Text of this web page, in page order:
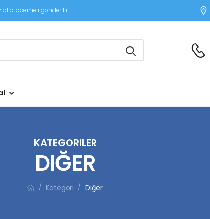
ödemeli gönderilir.
KATEGORILER
DIĞER
/ Kategori / Diğer